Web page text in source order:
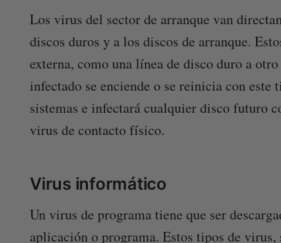
Los virus del sector de arranque van
discos duros y a los discos de arranque.
externa, como una línea de disco duro a
infectado se enciende o se reinicia con
sistemas e infectará cualquier disco futuro
virus de contacto físico.
Virus informático
Un virus de programa tiene que ser
aplicación o programa. Estos tipos de